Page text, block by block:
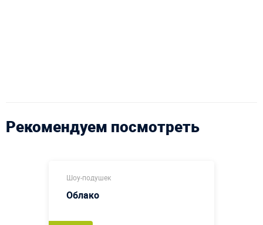
Рекомендуем посмотреть
Шоу-подушек
Облако